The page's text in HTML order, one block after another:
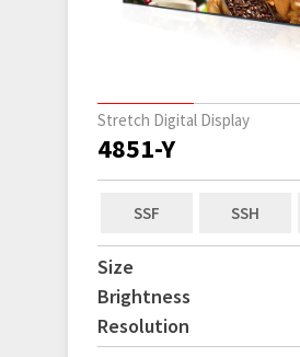
Stretch Digital Display
4851-Y
SSF SSH
Size
Brightness
Resolution